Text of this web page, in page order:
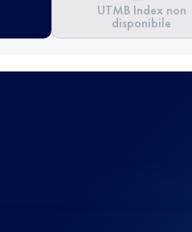
UTMB Index non
disponibile